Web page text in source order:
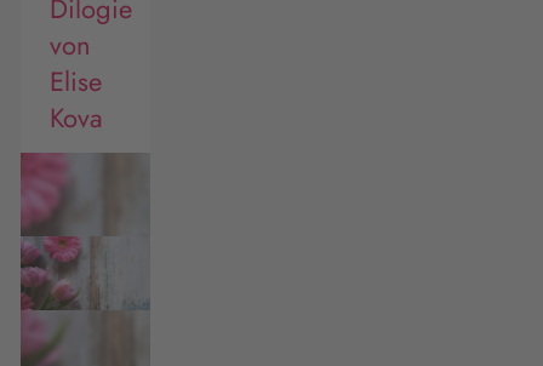
Dilogie
von
Elise
Kova